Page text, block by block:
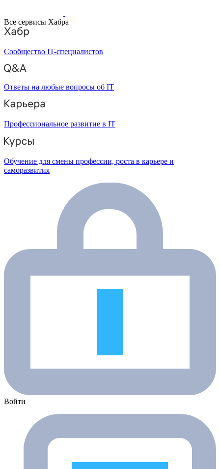
Все сервисы Хабра
Сообщество IT-специалистов
Ответы на любые вопросы об IT
Профессиональное развитие в IT
Обучение для смены профессии, роста в карьере и
саморазвития
Войти